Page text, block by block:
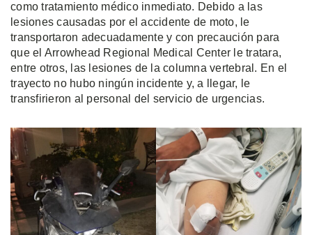
como tratamiento médico inmediato. Debido a las
lesiones causadas por el accidente de moto, le
transportaron adecuadamente y con precaución para
que el Arrowhead Regional Medical Center le tratara,
entre otros, las lesiones de la columna vertebral. En el
trayecto no hubo ningún incidente y, a llegar, le
transfirieron al personal del servicio de urgencias.